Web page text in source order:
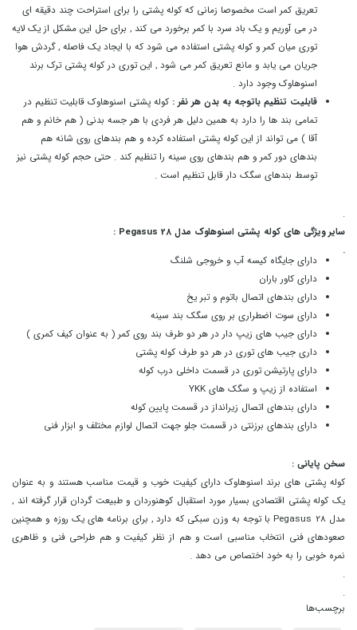
تعریق کمر است مخصوصا زمانی که کوله پشتی را برای استراحت چند دقیقه ای
در می آوریم و یک باد سرد با کمر برخورد می کند , برای حل این مشکل از یک لایه
توری میان کمر و کوله پشتی استفاده می شود که با ایجاد یک فاصله , گردش هوا
جریان می یابد و مانع تعریق کمر می شود , این توری در کوله پشتی ترک برند
اسنوهاوک وجود دارد .
قابلیت تنظیم باتوجه به بدن هر نفر : کوله پشتی اسنوهاوک قابلیت تنظیم در
تمامی بند ها را دارد به همین دلیل هر فردی با هر جسه بدنی ( هم خانم و هم
آقا ) می تواند از این کوله پشتی استفاده کرده و هم بندهای روی شانه هم
بندهای دور کمر و هم بندهای روی سینه را تنظیم کند . حتی حجم کوله پشتی نیز
توسط بندهای سگک دار قابل تنظیم است .
.
سایر ویژگی های کوله پشتی اسنوهاوک مدل Pegasus 28 :
.
دارای جایگاه کیسه آب و خروجی شلنگ
دارای کاور باران
دارای بندهای اتصال باتوم و تبر یخ
دارای سوت اضطراری بر روی سگک بند سینه
دارای جیب های زیپ دار در هر دو طرف بند روی کمر ( به عنوان کیف کمری )
داری جیب های توری در هر دو طرف کوله پشتی
دارای پارتیشن توری در قسمت داخلی درب کوله
استفاده از زیپ و سگک های YKK
دارای بندهای اتصال زیرانداز در قسمت پایین کوله
دارای بندهای برزنتی در قسمت جلو جهت اتصال لوازم مختلف و ابزار فنی
سخن پایانی :
کوله پشتی های برند اسنوهاوک دارای کیفیت خوب و قیمت مناسب هستند و به عنوان
یک کوله پشتی اقتصادی بسیار مورد استقبال کوهنوردان و طبیعت گردان قرار گرفته اند ,
مدل Pegasus 28 با توجه به وزن سبکی که دارد , برای برنامه های یک روزه و همچنین
صعودهای فنی انتخاب مناسبی است و هم از نظر کیفیت و هم طراحی فنی و ظاهری
نمره خوبی را به خود اختصاص می دهد .
.
.
برچسب‌ها